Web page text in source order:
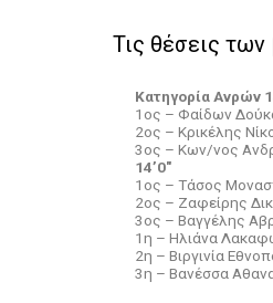
Τις θέσεις
Κατηγορία Ανρών
1ος – Φαίδων
2ος – Κρικέλης
3ος – Κων/νος
14’0″
1ος – Τάσος
2ος – Ζαφείρης
3ος – Βαγγέλης
1η – Ηλιάνα
2η – Βιργινία
3η – Βανέσσα